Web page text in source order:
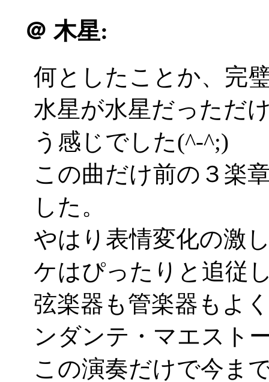
＠ 木星:
何としたことか、完
水星が水星だっただ
う感じでした(^-^;)
この曲だけ前の３楽
した。
やはり表情変化の激
ケはぴったりと追従
弦楽器も管楽器もよ
ンダンテ・マエスト
この演奏だけで今ま